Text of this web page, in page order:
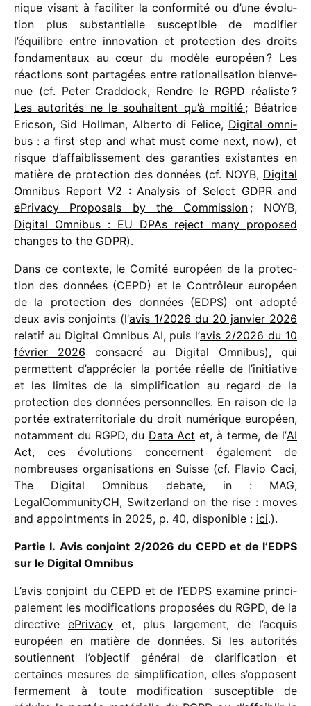
nique visant à faci­li­ter la confor­mité ou d’une évolu­
tion plus substan­tielle suscep­tible de modi­fier
l’équilibre entre inno­va­tion et protec­tion des droits
fonda­men­taux au cœur du modèle euro­péen ? Les
réac­tions sont parta­gées entre ratio­na­li­sa­tion bien­ve­
nue (cf. Peter Craddock, Rendre le RGPD réaliste ?
Les auto­ri­tés ne le souhaitent qu’à moitié ; Béatrice
Ericson, Sid Hollman, Alberto di Felice, Digital omni­
bus : a first step and what must come next, now), et
risque d’affaiblissement des garan­ties exis­tantes en
matière de protec­tion des données (cf. NOYB, Digital
Omnibus Report V2 : Analysis of Select GDPR and
ePrivacy Proposals by the Commission ; NOYB,
Digital Omnibus : EU DPAs reject many propo­sed
changes to the GDPR).
Dans ce contexte, le Comité euro­péen de la protec­
tion des données (CEPD) et le Contrôleur euro­péen
de la protec­tion des données (EDPS) ont adopté
deux avis conjoints (l’avis 1/​2026 du 20 janvier 2026
rela­tif au Digital Omnibus AI, puis l’avis 2/​2026 du 10
février 2026 consa­cré au Digital Omnibus), qui
permettent d’apprécier la portée réelle de l’ini­tia­tive
et les limites de la simpli­fi­ca­tion au regard de la
protec­tion des données person­nelles. En raison de la
portée extra­ter­ri­to­riale du droit numé­rique euro­péen,
notam­ment du RGPD, du Data Act et, à terme, de l’AI
Act, ces évolu­tions concernent égale­ment de
nombreuses orga­ni­sa­tions en Suisse (cf. Flavio Caci,
The Digital Omnibus debate, in : MAG,
LegalCommunityCH, Switzerland on the rise : moves
and appoint­ments in 2025, p. 40, dispo­nible : ici.).
Partie I. Avis conjoint 2/​2026 du CEPD et de l’EDPS
sur le Digital Omnibus
L’avis conjoint du CEPD et de l’EDPS examine prin­ci­
pa­le­ment les modi­fi­ca­tions propo­sées du RGPD, de la
direc­tive ePrivacy et, plus large­ment, de l’acquis
euro­péen en matière de données. Si les auto­ri­tés
soutiennent l’objectif géné­ral de clari­fi­ca­tion et
certaines mesures de simpli­fi­ca­tion, elles s’opposent
ferme­ment à toute modi­fi­ca­tion suscep­tible de